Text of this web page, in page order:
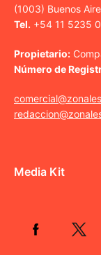
(1003) Buenos
Tel. +54 11 5235
Propietario:
Número de
Media Kit